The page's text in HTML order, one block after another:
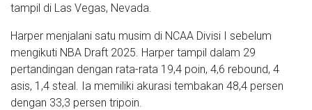
tampil di Las Vegas, Nevada.
Harper menjalani satu musim di NCAA Divisi I sebelum
mengikuti NBA Draft 2025. Harper tampil dalam 29
pertandingan dengan rata-rata 19,4 poin, 4,6 rebound, 4
asis, 1,4 steal. Ia memiliki akurasi tembakan 48,4 persen
dengan 33,3 persen tripoin.